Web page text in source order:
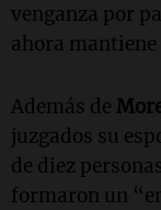
venganza por
ahora
Además de
juzgados su
de diez
formaron un